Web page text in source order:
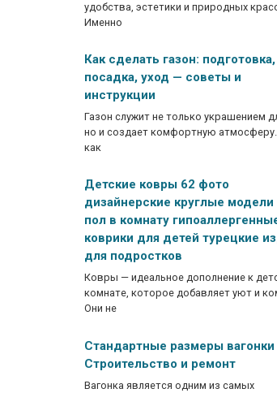
удобства, эстетики и природных
Именно
Как сделать газон: подготовка,
посадка, уход — советы и
инструкции
Газон служит не только украшением
но и создает комфортную
как
Детские ковры 62 фото
дизайнерские круглые модели
пол в комнату
коврики для детей турецкие
для подростков
Ковры — идеальное дополнение к
комнате, которое добавляет уют и
Они не
Стандартные размеры
Строительство и ремонт
Вагонка является одним из самых